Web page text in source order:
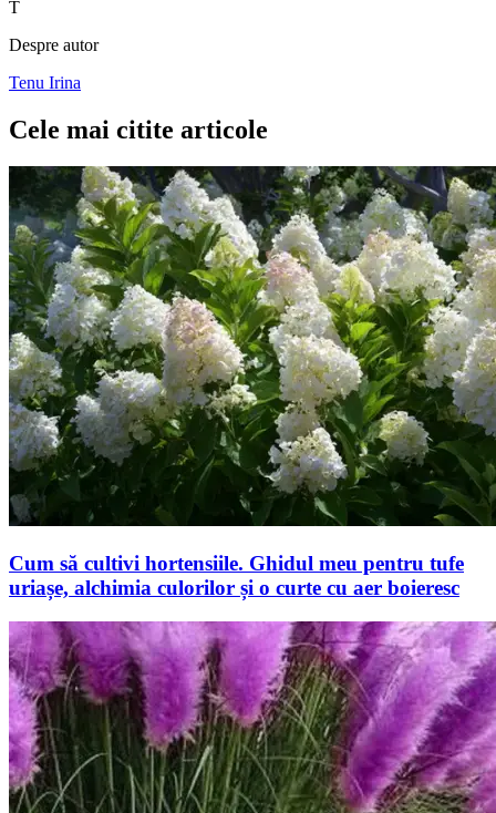
T
Despre autor
Tenu Irina
Cele mai citite articole
Cum să cultivi hortensiile. Ghidul meu pentru tufe
uriașe, alchimia culorilor și o curte cu aer boieresc